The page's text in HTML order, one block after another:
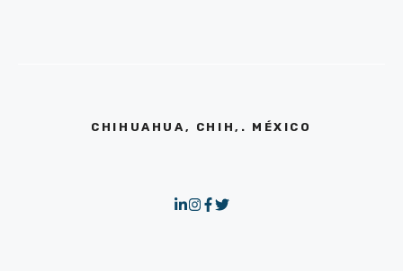
CHIHUAHUA, CHIH,. MÉXICO